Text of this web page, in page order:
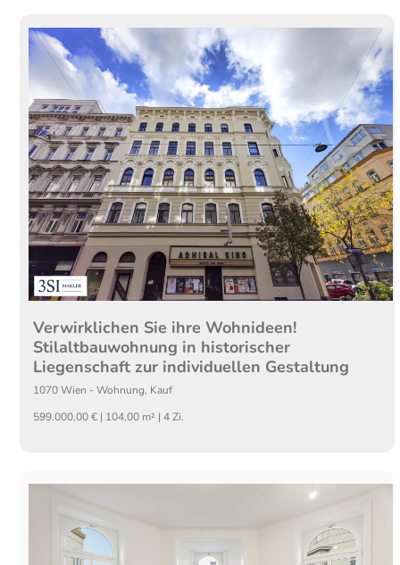
Verwirklichen Sie ihre Wohnideen!
Stilaltbauwohnung in historischer
Liegenschaft zur individuellen Gestaltung
1070 Wien -Wohnung, Kauf
599.000,00 € | 104,00 m² | 4 Zi.